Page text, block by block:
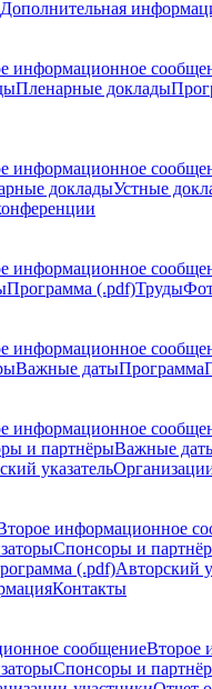
Дополнительная
информационное
Пленарные доклады
информационное
докладыУстные
информационное
Программа (.pdf)Труды
информационное
Важные датыПрограмма
информационное
и партнёрыВажные
указатель
информационное
Спонсоры и
(.pdf)Авторский
Контакты
сообщениеВторое
Спонсоры и